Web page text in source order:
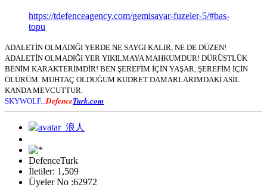
https://tdefenceagency.com/gemisavar-fuzeler-5/#bas-
topu
ADALETİN OLMADIĞI YERDE NE SAYGI KALIR, NE DE DÜZEN!
ADALETİN OLMADIĞI YER YIKILMAYA MAHKUMDUR! DÜRÜSTLÜK
BENİM KARAKTERİMDİR! BEN ŞEREFİM İÇİN YAŞAR, ŞEREFİM İÇİN
ÖLÜRÜM. MUHTAÇ OLDUĞUM KUDRET DAMARLARIMDAKİ ASİL
KANDA MEVCUTTUR.
SKYWOLF... DefenceTurk.com
DefenceTurk
İletiler: 1,509
Üyeler No :62972